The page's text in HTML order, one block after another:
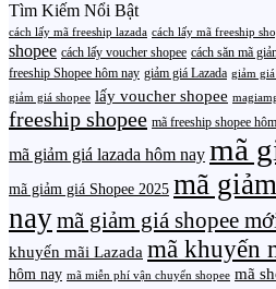
Tìm Kiếm Nổi Bật
cách lấy mã freeship lazada cách lấy mã freeship
shopee cách lấy voucher shopee cách săn mã
freeship Shopee hôm nay giảm giá Lazada giảm giá
giảm giá shopee lấy voucher shopee
freeship shopee mã freeship shopee
mã giảm giá lazada hôm nay mã
mã giảm giá Shopee 2025 mã
naymã giảm giá shopee
khuyến mãi Lazada mã khuyến
hôm nay mã miễn phí vận chuyển shopee mã